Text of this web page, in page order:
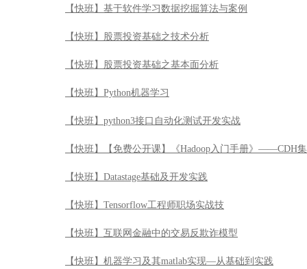
【快班】基于软件学习数据挖掘算法与案例
【快班】股票投资基础之技术分析
【快班】股票投资基础之基本面分析
【快班】Python机器学习
【快班】python3接口自动化测试开发实战
【快班】【免费公开课】《Hadoop入门手册》——CDH
【快班】Datastage基础及开发实践
【快班】Tensorflow工程师职场实战技
【快班】互联网金融中的交易反欺诈模型
【快班】机器学习及其matlab实现—从基础到实践